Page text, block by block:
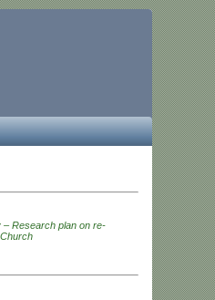
Research plan on re-